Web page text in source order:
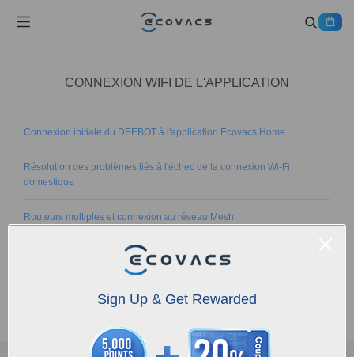
CONNEXION WIFI DE L'APPLICATION
Connexion initiale du DEEBOT à l'application Ecovacs Home
Résolution des problèmes liés à l'échec de la connexion Wi-Fi
domestique
Routeurs multiples et connexion au réseau Mesh
Pourquoi mon Deebot est-il hors-ligne ?
Sign Up & Get Rewarded